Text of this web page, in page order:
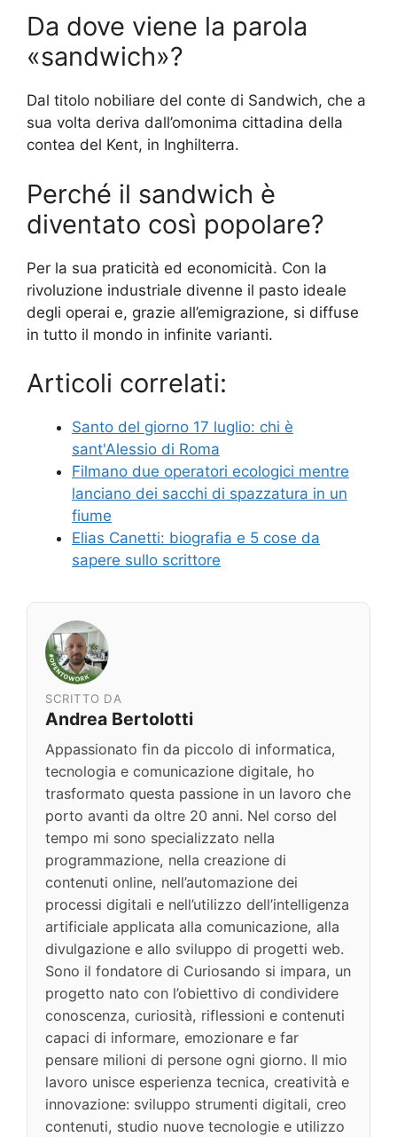
Da dove viene la parola
«sandwich»?
Dal titolo nobiliare del conte di Sandwich, che a
sua volta deriva dall’omonima cittadina della
contea del Kent, in Inghilterra.
Perché il sandwich è
diventato così popolare?
Per la sua praticità ed economicità. Con la
rivoluzione industriale divenne il pasto ideale
degli operai e, grazie all’emigrazione, si diffuse
in tutto il mondo in infinite varianti.
Articoli correlati:
Santo del giorno 17 luglio: chi è
sant'Alessio di Roma
Filmano due operatori ecologici mentre
lanciano dei sacchi di spazzatura in un
fiume
Elias Canetti: biografia e 5 cose da
sapere sullo scrittore
SCRITTO DA
Andrea Bertolotti
Appassionato fin da piccolo di informatica,
tecnologia e comunicazione digitale, ho
trasformato questa passione in un lavoro che
porto avanti da oltre 20 anni. Nel corso del
tempo mi sono specializzato nella
programmazione, nella creazione di
contenuti online, nell’automazione dei
processi digitali e nell’utilizzo dell’intelligenza
artificiale applicata alla comunicazione, alla
divulgazione e allo sviluppo di progetti web.
Sono il fondatore di Curiosando si impara, un
progetto nato con l’obiettivo di condividere
conoscenza, curiosità, riflessioni e contenuti
capaci di informare, emozionare e far
pensare milioni di persone ogni giorno. Il mio
lavoro unisce esperienza tecnica, creatività e
innovazione: sviluppo strumenti digitali, creo
contenuti, studio nuove tecnologie e utilizzo